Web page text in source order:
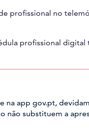
profissional no
profissional
na app gov.pt,
substituem a